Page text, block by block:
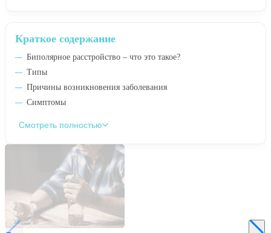
Краткое содержание
Биполярное расстройство – что это такое?
Типы
Причины возникновения заболевания
Симптомы
Смотреть полностью